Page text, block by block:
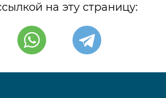
на эту страницу: